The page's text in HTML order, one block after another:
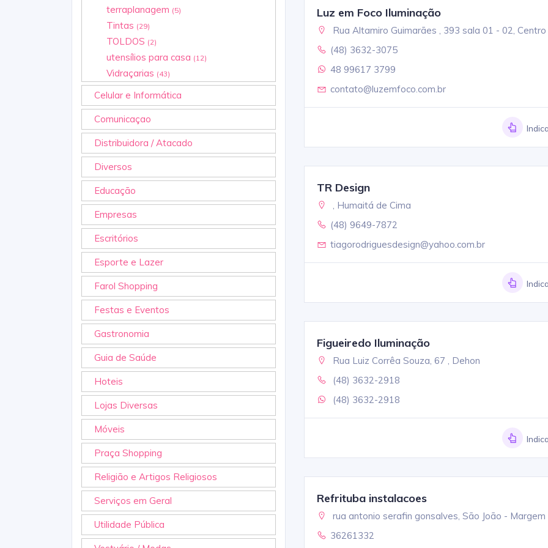
terraplanagem (5)
Tintas (29)
TOLDOS (2)
utensílios para casa (12)
Vidraçarias (43)
Celular e Informática
Comunicaçao
Distribuidora / Atacado
Diversos
Educação
Empresas
Escritórios
Esporte e Lazer
Farol Shopping
Festas e Eventos
Gastronomia
Guia de Saúde
Hoteis
Lojas Diversas
Móveis
Praça Shopping
Religião e Artigos Religiosos
Serviços em Geral
Utilidade Pública
Luz em Foco Iluminação
Rua Altamiro Guimarães , 393 sala 01 - 02, Centro
(48) 3632-3075
48 99617 3799
contato@luzemfoco.com.br
TR Design
, Humaitá de Cima
(48) 9649-7872
tiagorodriguesdesign@yahoo.com.br
Figueiredo Iluminação
Rua Luiz Corrêa Souza, 67 , Dehon
(48) 3632-2918
(48) 3632-2918
Refrituba instalacoes
rua antonio serafin gonsalves, São João -
36261332